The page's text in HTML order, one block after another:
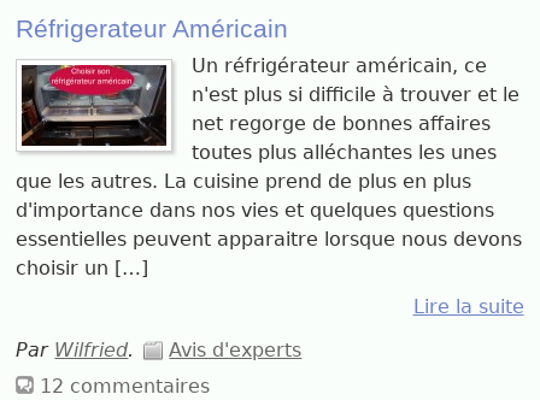
Réfrigerateur Américain
Un réfrigérateur américain, ce
n'est plus si difficile à trouver et le
net regorge de bonnes affaires
toutes plus alléchantes les unes
que les autres. La cuisine prend de plus en plus
d'importance dans nos vies et quelques questions
essentielles peuvent apparaitre lorsque nous devons
choisir un […]
Lire la suite
Par Wilfried.
Avis d'experts
12 commentaires